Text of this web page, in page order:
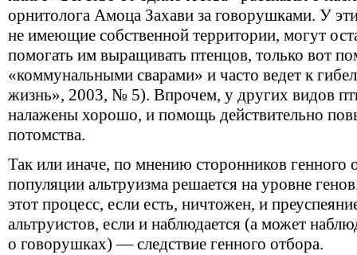
орнитолога Амоца Захави за говорушками. У
не имеющие собственной территории, могут
помогать им выращивать птенцов, только вот
«коммунальными сварами» и часто ведет к
жизнь», 2003, № 5). Впрочем, у других видов
налажены хорошо, и помощь действительно
потомства.
Так или иначе, по мнению сторонников генного
популяции альтруизма решается на уровне
этот процесс, если есть, ничтожен, и
альтруистов, если и наблюдается (а может
о говорушках) — следствие генного отбора.